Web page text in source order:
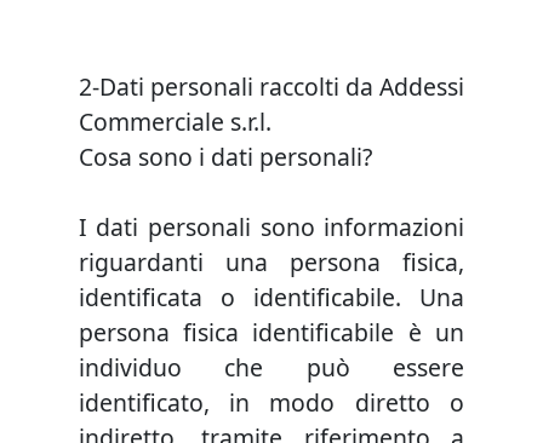
2-Dati personali raccolti da Addessi
Commerciale s.r.l.
Cosa sono i dati personali?
I dati personali sono informazioni
riguardanti una persona fisica,
identificata o identificabile. Una
persona fisica identificabile è un
individuo che può essere
identificato, in modo diretto o